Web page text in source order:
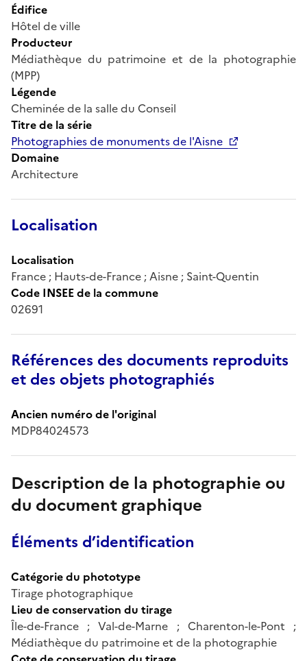
Édifice
Hôtel de ville
Producteur
Médiathèque du patrimoine et de la photographie
(MPP)
Légende
Cheminée de la salle du Conseil
Titre de la série
Photographies de monuments de l'Aisne
Domaine
Architecture
Localisation
Localisation
France ; Hauts-de-France ; Aisne ; Saint-Quentin
Code INSEE de la commune
02691
Références des documents reproduits
et des objets photographiés
Ancien numéro de l'original
MDP84024573
Description de la photographie ou
du document graphique
Éléments d’identification
Catégorie du phototype
Tirage photographique
Lieu de conservation du tirage
Île-de-France ; Val-de-Marne ; Charenton-le-Pont ;
Médiathèque du patrimoine et de la photographie